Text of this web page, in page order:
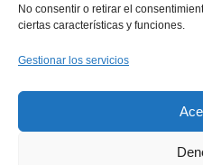
No consentir o retirar el
ciertas características y funciones.
Gestionar los servicios
Política
Política de